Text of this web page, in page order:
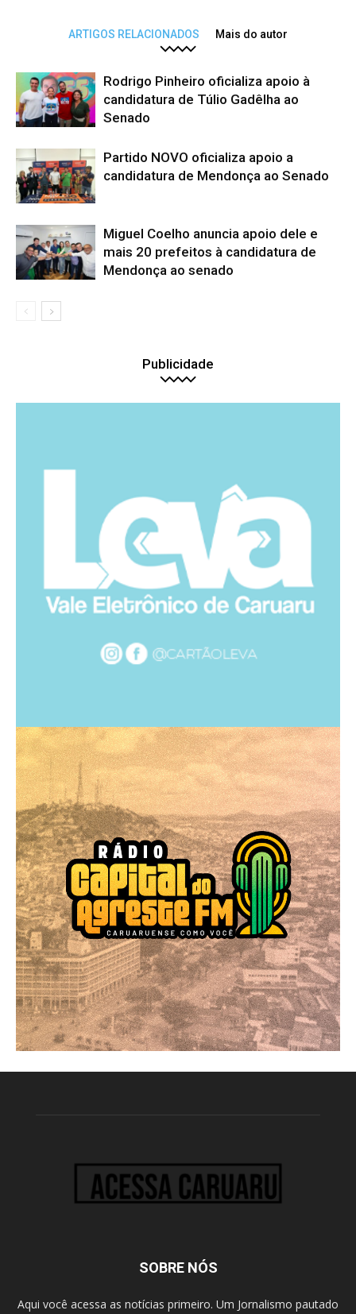
ARTIGOS RELACIONADOS Mais do autor
Rodrigo Pinheiro oficializa apoio à
candidatura de Túlio Gadêlha ao
Senado
Partido NOVO oficializa apoio a
candidatura de Mendonça ao Senado
Miguel Coelho anuncia apoio dele e
mais 20 prefeitos à candidatura de
Mendonça ao senado
Publicidade
SOBRE NÓS
Aqui você acessa as notícias primeiro. Um Jornalismo pautado